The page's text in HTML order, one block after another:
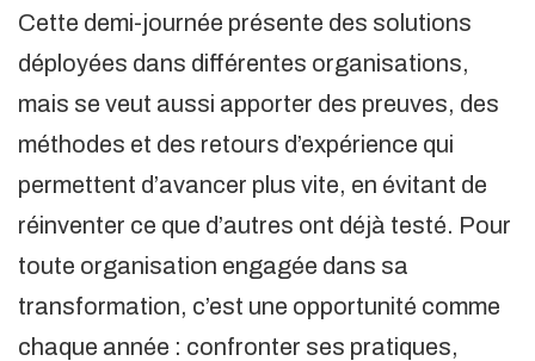
Cette demi-journée présente des solutions
déployées dans différentes organisations,
mais se veut aussi apporter des preuves, des
méthodes et des retours d’expérience qui
permettent d’avancer plus vite, en évitant de
réinventer ce que d’autres ont déjà testé. Pour
toute organisation engagée dans sa
transformation, c’est une opportunité comme
chaque année : confronter ses pratiques,